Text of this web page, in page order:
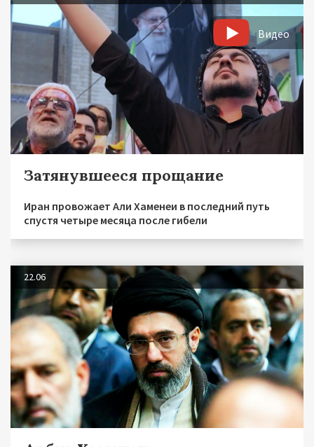
Видео
Затянувшееся прощание
Иран провожает Али Хаменеи в последний путь
спустя четыре месяца после гибели
22.06